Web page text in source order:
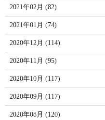
2021年02月 (82)
2021年01月 (74)
2020年12月 (114)
2020年11月 (95)
2020年10月 (117)
2020年09月 (117)
2020年08月 (120)